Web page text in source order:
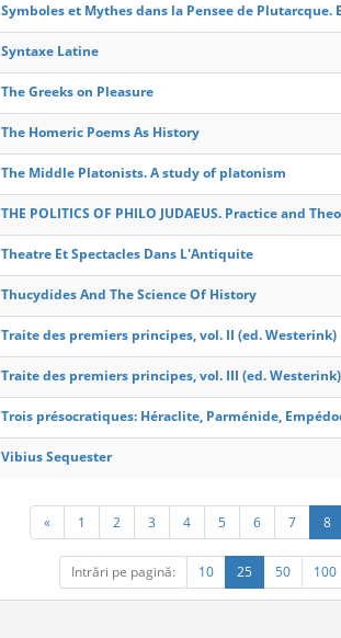
Symboles et Mythes dans la Pensee de
Syntaxe Latine
The Greeks on Pleasure
The Homeric Poems As History
The Middle Platonists. A study of platonism
THE POLITICS OF PHILO JUDAEUS. Practice and
Theatre Et Spectacles Dans L'Antiquite
Thucydides And The Science Of History
Traite des premiers principes, vol. II (ed. Westerink)
Traite des premiers principes, vol. III (ed. Westerink)
Trois présocratiques: Héraclite, Parménide,
Vibius Sequester
« 1 2 3 4 5 6 7 8
Intrări pe pagină: 10 25 50 100